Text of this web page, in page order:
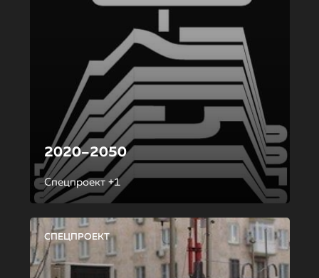
2020–2050
Спецпроект +1
СПЕЦПРОЕКТ